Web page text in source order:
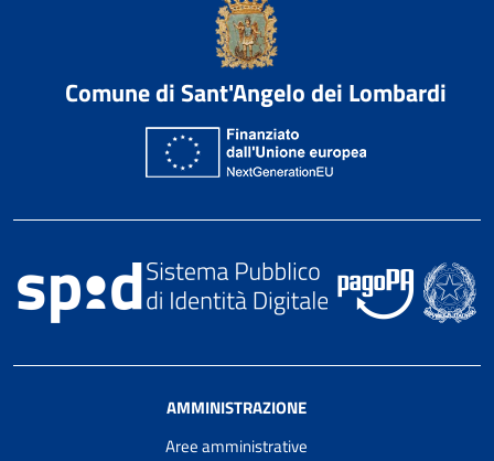
Comune di Sant'Angelo dei Lombardi
AMMINISTRAZIONE
Aree amministrative